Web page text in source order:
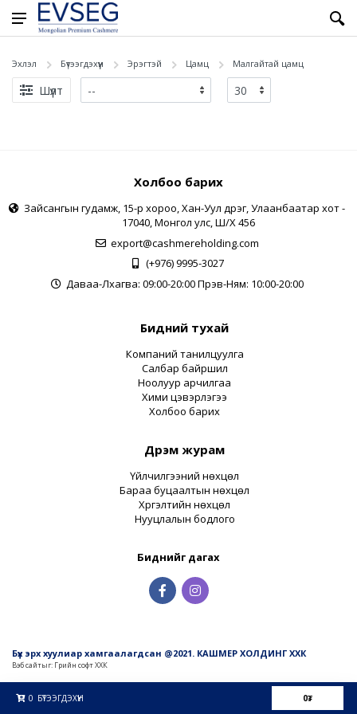
Эхлэл Бүтээгдэхүүн Эрэгтэй Цамц Малгайтай цамц
Шүүлт
Холбоо барих
Зайсангын гудамж, 15-р хороо, Хан-Уул дүүрэг, Улаанбаатар хот -
17040, Монгол улс, Ш/Х 456
export@cashmereholding.com
(+976) 9995-3027
Даваа-Лхагва: 09:00-20:00 Пүрэв-Ням: 10:00-20:00
Бидний тухай
Компаний танилцуулга
Салбар байршил
Ноолуур арчилгаа
Хими цэвэрлэгээ
Холбоо барих
Дүрэм журам
Үйлчилгээний нөхцөл
Бараа буцаалтын нөхцөл
Хүргэлтийн нөхцөл
Нууцлалын бодлого
Биднийг дагах
Бүх эрх хуулиар хамгаалагдсан @2021. КАШМЕР ХОЛДИНГ ХХК
Вэб сайтыг: Грийн софт ХХК
0 БҮТЭЭГДЭХҮҮН 0₮